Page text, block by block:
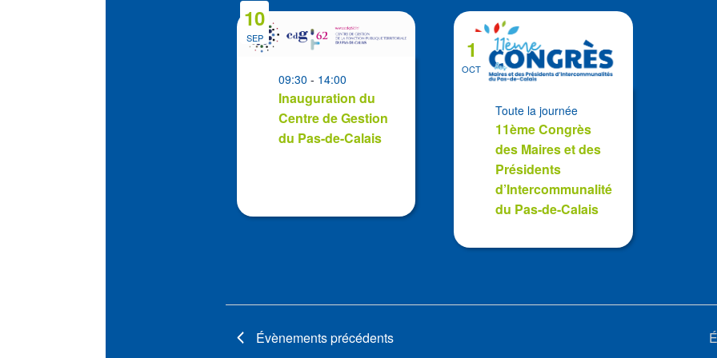
la
List
events
Photo
SEP
10
Inauguration du
Centre de Gestion
du Pas-de-Calais
09:30 - 14:00
OCT
1
11ème Congrès
des Maires et des
Présidents
d’Intercommunalité
du Pas-de-Calais
Toute la journée
Évènementsprécédents